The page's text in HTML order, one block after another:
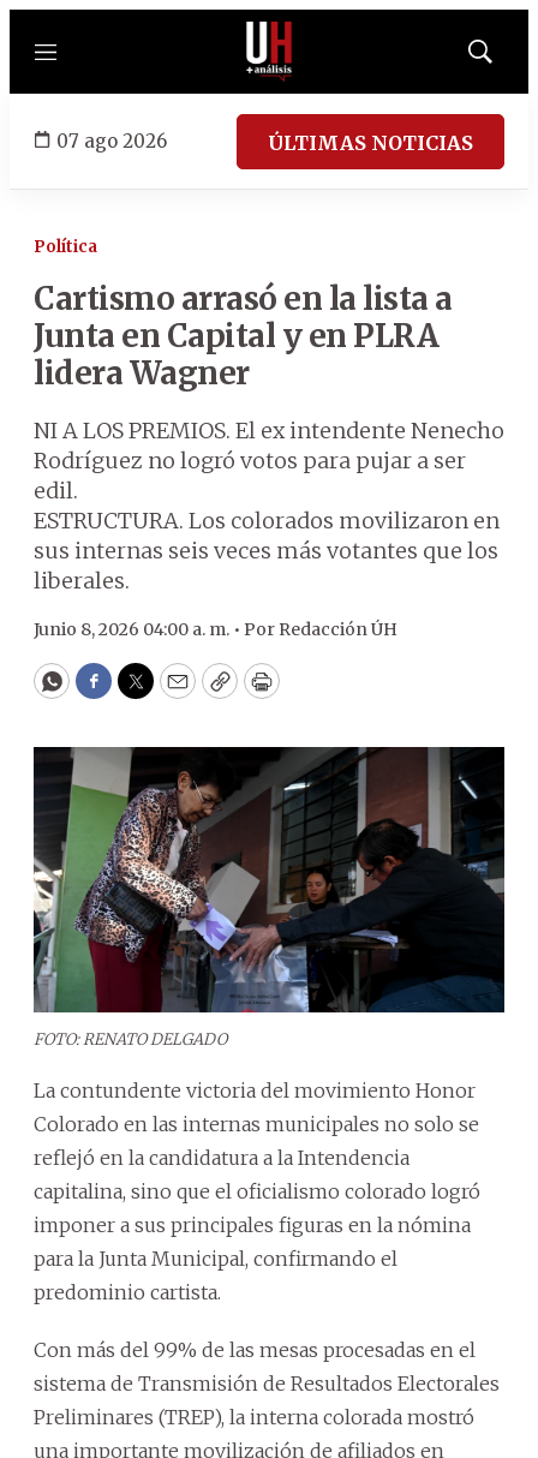
Menú
Mostrar
07 ago 2026 ÚLTIMAS NOTICIAS
Política
Cartismo arrasó en la lista a
Junta en Capital y en PLRA
lidera Wagner
NI A LOS PREMIOS. El ex intendente Nenecho
Rodríguez no logró votos para pujar a ser
edil.
ESTRUCTURA. Los colorados movilizaron en
sus internas seis veces más votantes que los
liberales.
Junio 8, 2026 04:00 a. m. • Por Redacción ÚH
WhatsApp
Facebook
Twitter
EmailCopyPrint
FOTO: RENATO DELGADO
La contundente victoria del movimiento Honor
Colorado en las internas municipales no solo se
reflejó en la candidatura a la Intendencia
capitalina, sino que el oficialismo colorado logró
imponer a sus principales figuras en la nómina
para la Junta Municipal, confirmando el
predominio cartista.
Con más del 99% de las mesas procesadas en el
sistema de Transmisión de Resultados Electorales
Preliminares (TREP), la interna colorada mostró
una importante movilización de afiliados en